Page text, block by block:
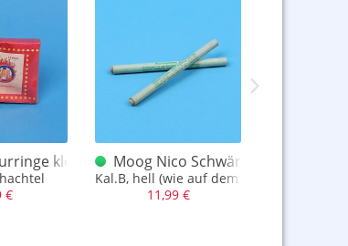
klein
€
Moog Nico Schwärmer B hellgrün
Kal.B, hell (wie auf dem Foto) oder
11,99 €